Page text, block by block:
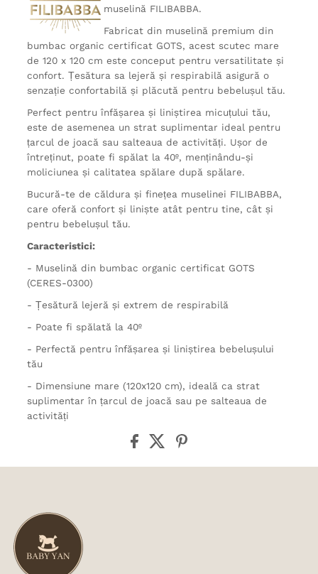
muselină FILIBABBA.
Fabricat din muselină premium din
bumbac organic certificat GOTS, acest scutec mare
de 120 x 120 cm este conceput pentru versatilitate și
confort. Țesătura sa lejeră și respirabilă asigură o
senzație confortabilă și plăcută pentru bebelușul tău.
Perfect pentru înfășarea și liniștirea micuțului tău,
este de asemenea un strat suplimentar ideal pentru
țarcul de joacă sau salteaua de activități. Ușor de
întreținut, poate fi spălat la 40º, menținându-și
moliciunea și calitatea spălare după spălare.
Bucură-te de căldura și finețea muselinei FILIBABBA,
care oferă confort și liniște atât pentru tine, cât și
pentru bebelușul tău.
Caracteristici:
- Muselină din bumbac organic certificat GOTS
(CERES-0300)
- Țesătură lejeră și extrem de respirabilă
- Poate fi spălată la 40º
- Perfectă pentru înfășarea și liniștirea bebelușului
tău
- Dimensiune mare (120x120 cm), ideală ca strat
suplimentar în țarcul de joacă sau pe salteaua de
activități